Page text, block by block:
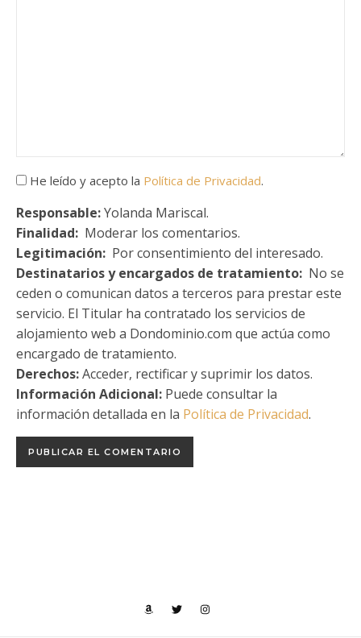
He leído y acepto la Política de Privacidad.
Responsable:Yolanda Mariscal.
Finalidad: Moderar los comentarios.
Legitimación: Por consentimiento del interesado.
Destinatarios y encargados de tratamiento: No se
ceden o comunican datos a terceros para prestar este
servicio. El Titular ha contratado los servicios de
alojamiento web a Dondominio.com que actúa como
encargado de tratamiento.
Derechos:Acceder, rectificar y suprimir los datos.
Información Adicional: Puede consultar la
información detallada en la Política de Privacidad.